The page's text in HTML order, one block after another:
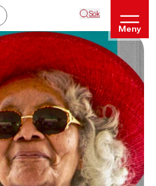
Sök
Meny